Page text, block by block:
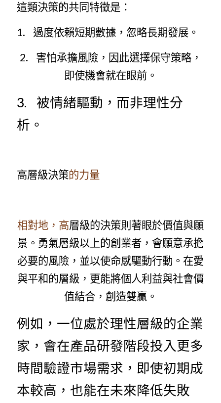
這類決策的共同特徵是：
1.    過度依賴短期數據，忽略長期發展。
2.    害怕承擔風險，因此選擇保守策略，
即使機會就在眼前。
3.    被情緒驅動，而非理性分
析。
高層級決策的力量
相對地，高層級的決策則著眼於價值與願
景。勇氣層級以上的創業者，會願意承擔
必要的風險，並以使命感驅動行動。在愛
與平和的層級，更能將個人利益與社會價
值結合，創造雙贏。
例如，一位處於理性層級的企業
家，會在產品研發階段投入更多
時間驗證市場需求，即使初期成
本較高，也能在未來降低失敗